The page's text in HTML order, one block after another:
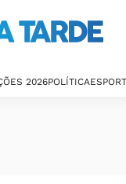
2026POLÍTICA